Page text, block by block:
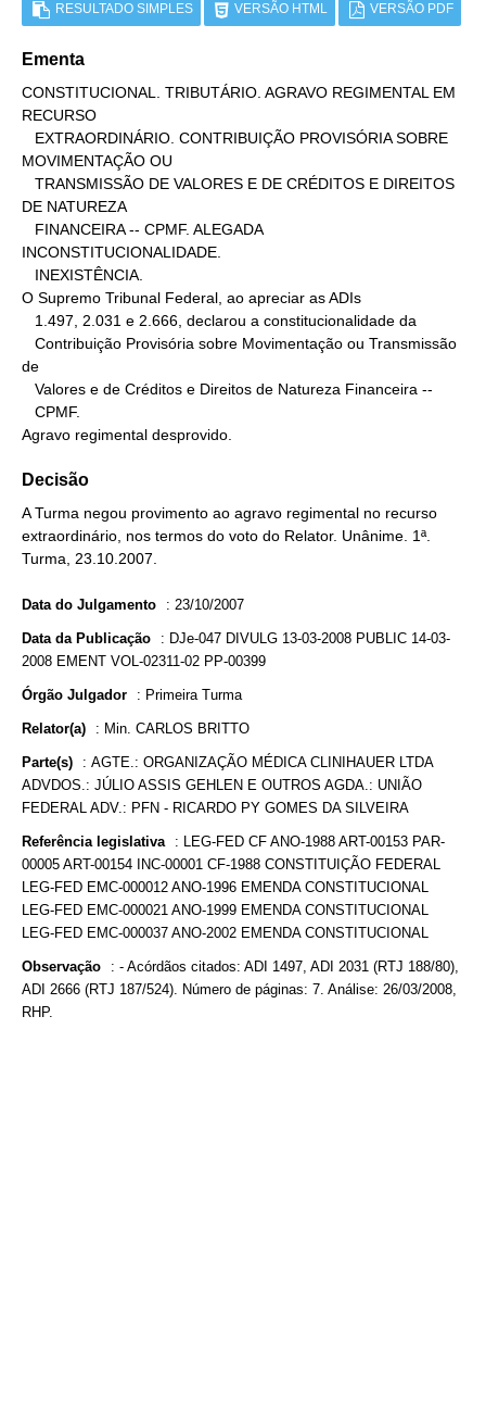
RESULTADO SIMPLES VERSÃO HTML VERSÃO PDF
Ementa
CONSTITUCIONAL. TRIBUTÁRIO. AGRAVO REGIMENTAL EM
RECURSO
MOVIMENTAÇÃO OU
DE NATUREZA
INCONSTITUCIONALIDADE.
O Supremo Tribunal Federal, ao apreciar as ADIs
de
Agravo regimental desprovido.
Decisão
A Turma negou provimento ao agravo regimental no recurso
extraordinário, nos termos do voto do Relator. Unânime. 1ª.
Turma, 23.10.2007.
Data do Julgamento : 23/10/2007
Data da Publicação : DJe-047 DIVULG 13-03-2008 PUBLIC 14-03-
2008 EMENT VOL-02311-02 PP-00399
Órgão Julgador : Primeira Turma
Relator(a) : Min. CARLOS BRITTO
Parte(s) : AGTE.: ORGANIZAÇÃO MÉDICA CLINIHAUER LTDA
ADVDOS.: JÚLIO ASSIS GEHLEN E OUTROS AGDA.: UNIÃO
FEDERAL ADV.: PFN - RICARDO PY GOMES DA SILVEIRA
Referência legislativa : LEG-FED CF ANO-1988 ART-00153 PAR-
00005 ART-00154 INC-00001 CF-1988 CONSTITUIÇÃO FEDERAL
LEG-FED EMC-000012 ANO-1996 EMENDA CONSTITUCIONAL
LEG-FED EMC-000021 ANO-1999 EMENDA CONSTITUCIONAL
LEG-FED EMC-000037 ANO-2002 EMENDA CONSTITUCIONAL
Observação : - Acórdãos citados: ADI 1497, ADI 2031 (RTJ 188/80),
ADI 2666 (RTJ 187/524). Número de páginas: 7. Análise: 26/03/2008,
RHP.